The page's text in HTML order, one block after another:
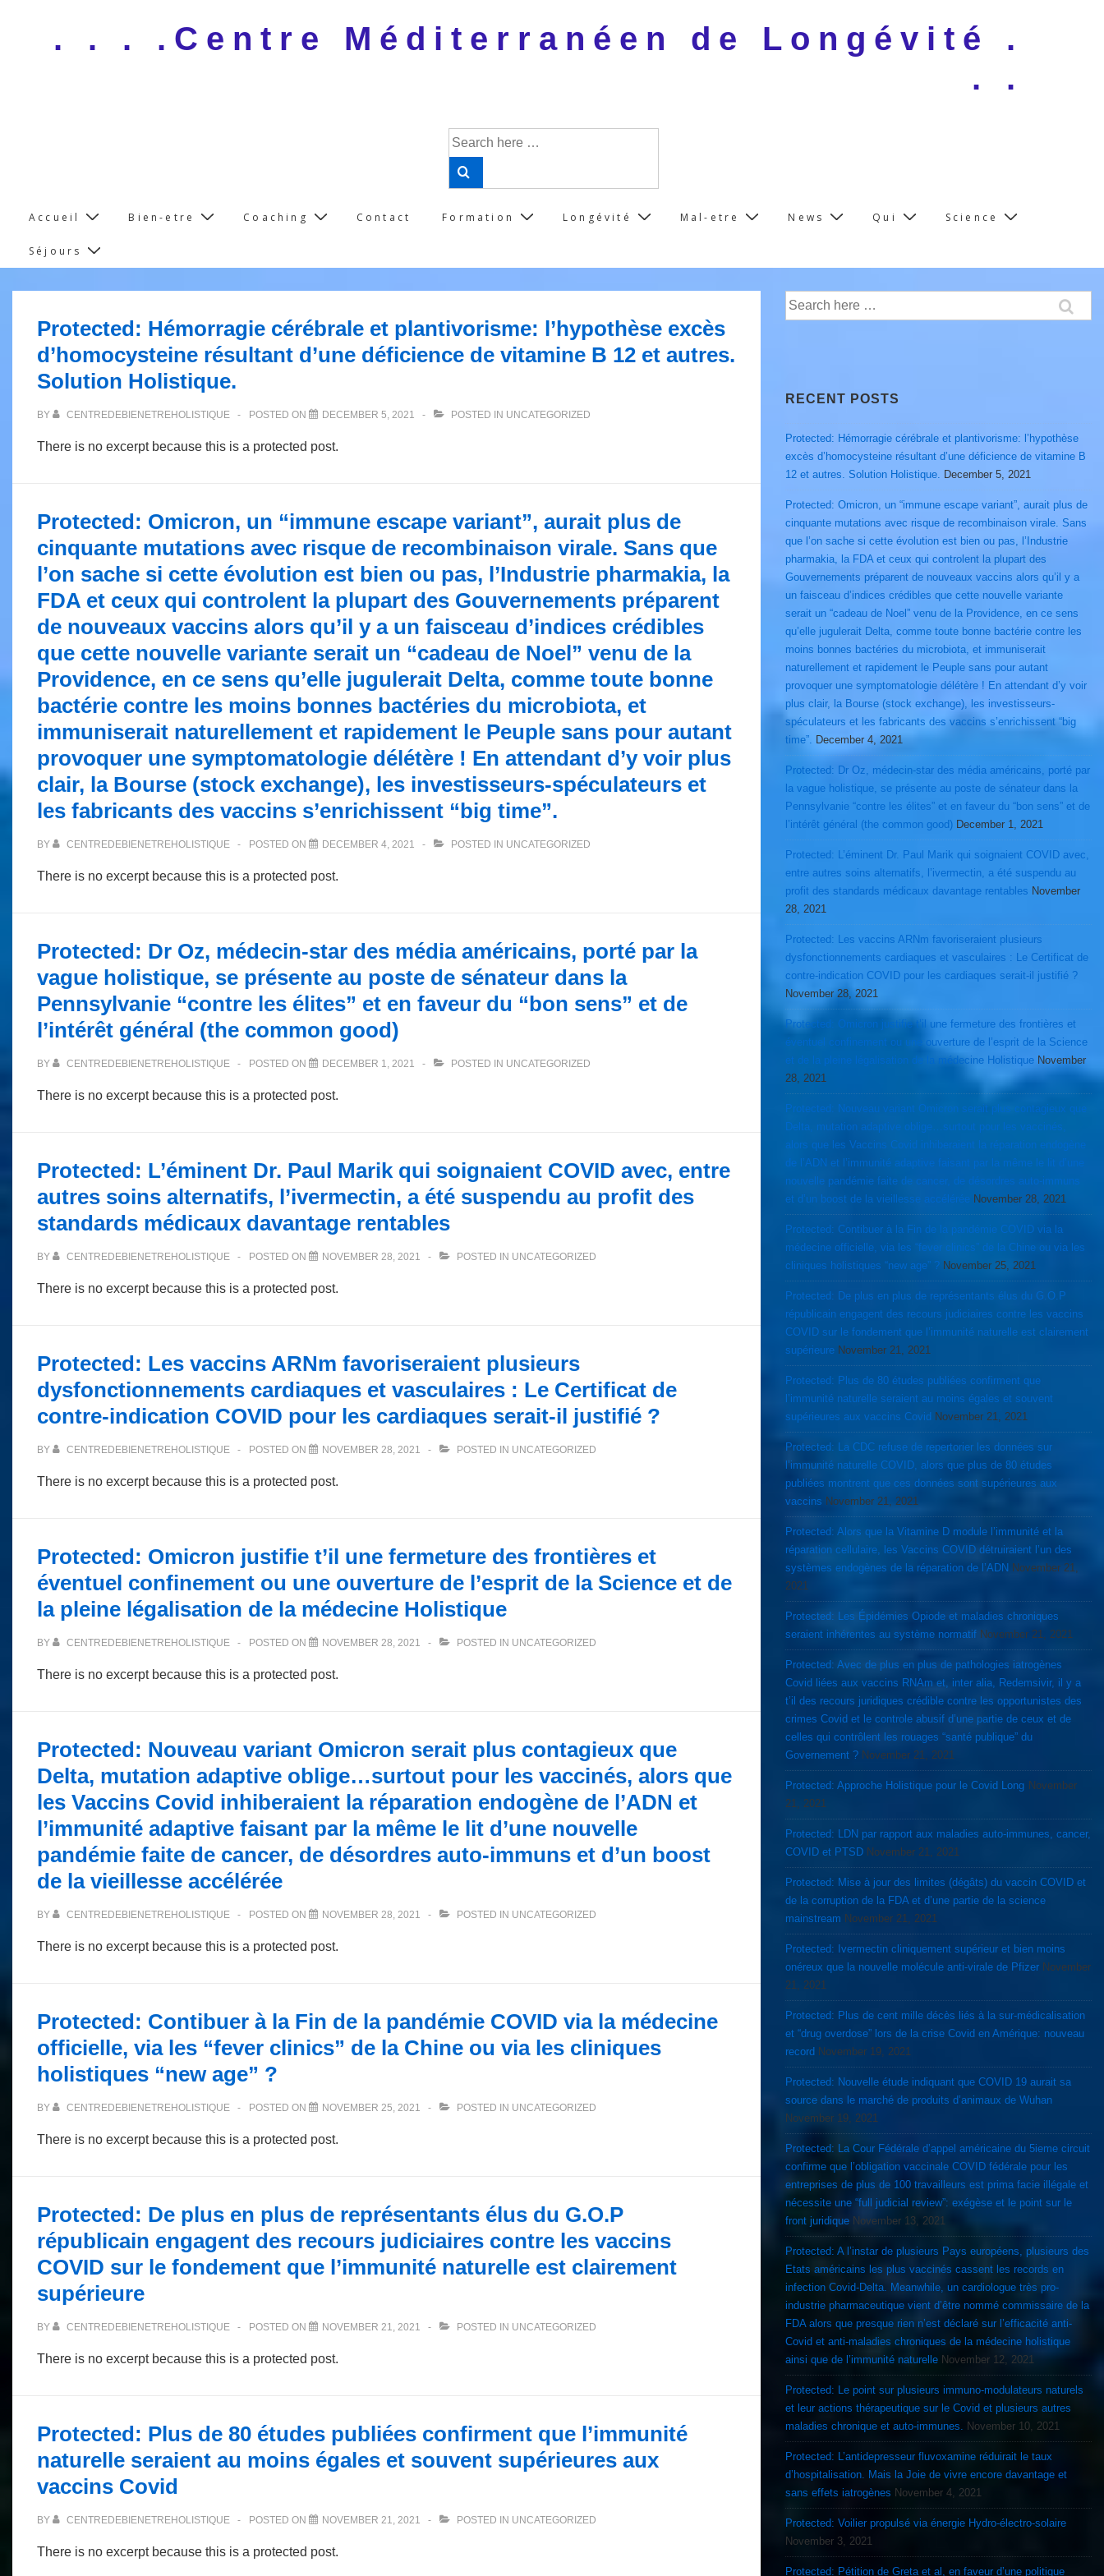
. . . .Centre Méditerranéen de Longévité .
. .
Search
for:
Main
Navigation
Accueil Bien-etre Coaching Contact Formation Longévité Mal-etre News Qui Science
Séjours
Protected: Hémorragie cérébrale et plantivorisme: l’hypothèse excès
d’homocysteine résultant d’une déficience de vitamine B 12 et autres.
Solution Holistique.
BY CENTREDEBIENETREHOLISTIQUE POSTED ON DECEMBER 5, 2021 POSTED IN UNCATEGORIZED
There is no excerpt because this is a protected post.
Protected: Omicron, un “immune escape variant”, aurait plus de
cinquante mutations avec risque de recombinaison virale. Sans que
l’on sache si cette évolution est bien ou pas, l’Industrie pharmakia, la
FDA et ceux qui controlent la plupart des Gouvernements préparent
de nouveaux vaccins alors qu’il y a un faisceau d’indices crédibles
que cette nouvelle variante serait un “cadeau de Noel” venu de la
Providence, en ce sens qu’elle jugulerait Delta, comme toute bonne
bactérie contre les moins bonnes bactéries du microbiota, et
immuniserait naturellement et rapidement le Peuple sans pour autant
provoquer une symptomatologie délétère ! En attendant d’y voir plus
clair, la Bourse (stock exchange), les investisseurs-spéculateurs et
les fabricants des vaccins s’enrichissent “big time”.
BY CENTREDEBIENETREHOLISTIQUE POSTED ON DECEMBER 4, 2021 POSTED IN UNCATEGORIZED
There is no excerpt because this is a protected post.
Protected: Dr Oz, médecin-star des média américains, porté par la
vague holistique, se présente au poste de sénateur dans la
Pennsylvanie “contre les élites” et en faveur du “bon sens” et de
l’intérêt général (the common good)
BY CENTREDEBIENETREHOLISTIQUE POSTED ON DECEMBER 1, 2021 POSTED IN UNCATEGORIZED
There is no excerpt because this is a protected post.
Protected: L’éminent Dr. Paul Marik qui soignaient COVID avec, entre
autres soins alternatifs, l’ivermectin, a été suspendu au profit des
standards médicaux davantage rentables
BY CENTREDEBIENETREHOLISTIQUE POSTED ON NOVEMBER 28, 2021 POSTED IN UNCATEGORIZED
There is no excerpt because this is a protected post.
Protected: Les vaccins ARNm favoriseraient plusieurs
dysfonctionnements cardiaques et vasculaires : Le Certificat de
contre-indication COVID pour les cardiaques serait-il justifié ?
BY CENTREDEBIENETREHOLISTIQUE POSTED ON NOVEMBER 28, 2021 POSTED IN UNCATEGORIZED
There is no excerpt because this is a protected post.
Protected: Omicron justifie t’il une fermeture des frontières et
éventuel confinement ou une ouverture de l’esprit de la Science et de
la pleine légalisation de la médecine Holistique
BY CENTREDEBIENETREHOLISTIQUE POSTED ON NOVEMBER 28, 2021 POSTED IN UNCATEGORIZED
There is no excerpt because this is a protected post.
Protected: Nouveau variant Omicron serait plus contagieux que
Delta, mutation adaptive oblige…surtout pour les vaccinés, alors que
les Vaccins Covid inhiberaient la réparation endogène de l’ADN et
l’immunité adaptive faisant par la même le lit d’une nouvelle
pandémie faite de cancer, de désordres auto-immuns et d’un boost
de la vieillesse accélérée
BY CENTREDEBIENETREHOLISTIQUE POSTED ON NOVEMBER 28, 2021 POSTED IN UNCATEGORIZED
There is no excerpt because this is a protected post.
Protected: Contibuer à la Fin de la pandémie COVID via la médecine
officielle, via les “fever clinics” de la Chine ou via les cliniques
holistiques “new age” ?
BY CENTREDEBIENETREHOLISTIQUE POSTED ON NOVEMBER 25, 2021 POSTED IN UNCATEGORIZED
There is no excerpt because this is a protected post.
Protected: De plus en plus de représentants élus du G.O.P
républicain engagent des recours judiciaires contre les vaccins
COVID sur le fondement que l’immunité naturelle est clairement
supérieure
BY CENTREDEBIENETREHOLISTIQUE POSTED ON NOVEMBER 21, 2021 POSTED IN UNCATEGORIZED
There is no excerpt because this is a protected post.
Protected: Plus de 80 études publiées confirment que l’immunité
naturelle seraient au moins égales et souvent supérieures aux
vaccins Covid
BY CENTREDEBIENETREHOLISTIQUE POSTED ON NOVEMBER 21, 2021 POSTED IN UNCATEGORIZED
There is no excerpt because this is a protected post.
Search
for:
RECENT POSTS
Protected: Hémorragie cérébrale et plantivorisme: l’hypothèse
excès d’homocysteine résultant d’une déficience de vitamine B
12 et autres. Solution Holistique. December 5, 2021
Protected: Omicron, un “immune escape variant”, aurait plus de
cinquante mutations avec risque de recombinaison virale. Sans
que l’on sache si cette évolution est bien ou pas, l’Industrie
pharmakia, la FDA et ceux qui controlent la plupart des
Gouvernements préparent de nouveaux vaccins alors qu’il y a
un faisceau d’indices crédibles que cette nouvelle variante
serait un “cadeau de Noel” venu de la Providence, en ce sens
qu’elle jugulerait Delta, comme toute bonne bactérie contre les
moins bonnes bactéries du microbiota, et immuniserait
naturellement et rapidement le Peuple sans pour autant
provoquer une symptomatologie délétère ! En attendant d’y voir
plus clair, la Bourse (stock exchange), les investisseurs-
spéculateurs et les fabricants des vaccins s’enrichissent “big
time”. December 4, 2021
Protected: Dr Oz, médecin-star des média américains, porté par
la vague holistique, se présente au poste de sénateur dans la
Pennsylvanie “contre les élites” et en faveur du “bon sens” et de
l’intérêt général (the common good) December 1, 2021
Protected: L’éminent Dr. Paul Marik qui soignaient COVID avec,
entre autres soins alternatifs, l’ivermectin, a été suspendu au
profit des standards médicaux davantage rentables November
28, 2021
Protected: Les vaccins ARNm favoriseraient plusieurs
dysfonctionnements cardiaques et vasculaires : Le Certificat de
contre-indication COVID pour les cardiaques serait-il justifié ?
November 28, 2021
Protected: Omicron justifie t’il une fermeture des frontières et
éventuel confinement ou une ouverture de l’esprit de la Science
et de la pleine légalisation de la médecine Holistique November
28, 2021
Protected: Nouveau variant Omicron serait plus contagieux que
Delta, mutation adaptive oblige…surtout pour les vaccinés,
alors que les Vaccins Covid inhiberaient la réparation endogène
de l’ADN et l’immunité adaptive faisant par la même le lit d’une
nouvelle pandémie faite de cancer, de désordres auto-immuns
et d’un boost de la vieillesse accélérée November 28, 2021
Protected: Contibuer à la Fin de la pandémie COVID via la
médecine officielle, via les “fever clinics” de la Chine ou via les
cliniques holistiques “new age” ? November 25, 2021
Protected: De plus en plus de représentants élus du G.O.P
républicain engagent des recours judiciaires contre les vaccins
COVID sur le fondement que l’immunité naturelle est clairement
supérieure November 21, 2021
Protected: Plus de 80 études publiées confirment que
l’immunité naturelle seraient au moins égales et souvent
supérieures aux vaccins Covid November 21, 2021
Protected: La CDC refuse de repertorier les données sur
l’immunité naturelle COVID, alors que plus de 80 études
publiées montrent que ces données sont supérieures aux
vaccins November 21, 2021
Protected: Alors que la Vitamine D module l’immunité et la
réparation cellulaire, les Vaccins COVID détruiraient l’un des
systèmes endogènes de la réparation de l’ADN November 21,
2021
Protected: Les Épidémies Opiode et maladies chroniques
seraient inhérentes au système normatif November 21, 2021
Protected: Avec de plus en plus de pathologies iatrogènes
Covid liées aux vaccins RNAm et, inter alia, Redemsivir, il y a
t’il des recours juridiques crédible contre les opportunistes des
crimes Covid et le controle abusif d’une partie de ceux et de
celles qui contrôlent les rouages “santé publique” du
Governement ? November 21, 2021
Protected: Approche Holistique pour le Covid Long November
21, 2021
Protected: LDN par rapport aux maladies auto-immunes, cancer,
COVID et PTSD November 21, 2021
Protected: Mise à jour des limites (dégâts) du vaccin COVID et
de la corruption de la FDA et d’une partie de la science
mainstream November 21, 2021
Protected: Ivermectin cliniquement supérieur et bien moins
onéreux que la nouvelle molécule anti-virale de Pfizer November
21, 2021
Protected: Plus de cent mille décès liés à la sur-médicalisation
et “drug overdose” lors de la crise Covid en Amérique: nouveau
record November 19, 2021
Protected: Nouvelle étude indiquant que COVID 19 aurait sa
source dans le marché de produits d’animaux de Wuhan
November 19, 2021
Protected: La Cour Fédérale d’appel américaine du 5ieme circuit
confirme que l’obligation vaccinale COVID fédérale pour les
entreprises de plus de 100 travailleurs est prima facie illégale et
nécessite une “full judicial review”: exégèse et le point sur le
front juridique November 13, 2021
Protected: A l’instar de plusieurs Pays européens, plusieurs des
Etats américains les plus vaccinés cassent les records en
infection Covid-Delta. Meanwhile, un cardiologue très pro-
industrie pharmaceutique vient d’être nommé commissaire de la
FDA alors que presque rien n’est déclaré sur l’efficacité anti-
Covid et anti-maladies chroniques de la médecine holistique
ainsi que de l’immunité naturelle November 12, 2021
Protected: Le point sur plusieurs immuno-modulateurs naturels
et leur actions thérapeutique sur le Covid et plusieurs autres
maladies chronique et auto-immunes.
November 10, 2021
Protected: L’antidepresseur fluvoxamine réduirait le taux
d’hospitalisation. Mais la Joie de vivre encore davantage et
sans effets iatrogènes November 4, 2021
Protected: Voilier propulsé via énergie Hydro-électro-solaire
November 3, 2021
Protected: Pétition de Greta et al, en faveur d’une politique